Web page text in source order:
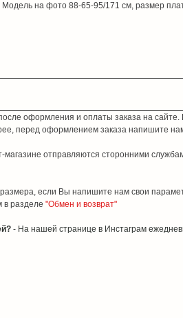
на фото 88-65-95/171 см, размер
оформления и оплаты заказа на
перед оформлением заказа напишите
отправляются сторонними
если Вы напишите нам свои
в разделе "Обмен и возврат"
- На нашей странице в Инстаграм